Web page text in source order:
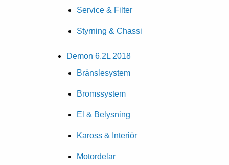
Service & Filter
Styrning & Chassi
Demon 6.2L 2018
Bränslesystem
Bromssystem
El & Belysning
Kaross & Interiör
Motordelar